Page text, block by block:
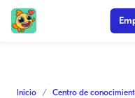
Inicio Centro de